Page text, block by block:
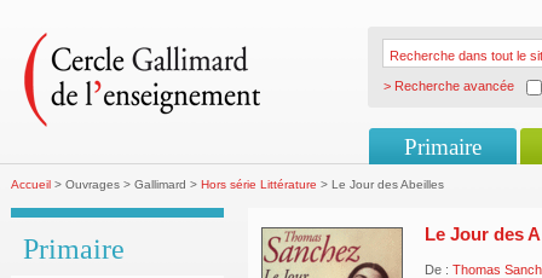
> Recherche avancée
Primaire
Accueil > Ouvrages > Gallimard > Hors série Littérature > Le Jour des Abeilles
Primaire Le Jour des
De : Thomas